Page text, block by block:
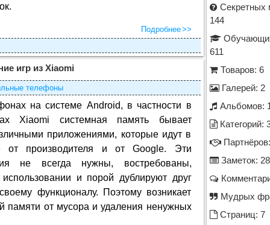
Подробнее
игр из Xiaomi
телефоны
на системе Android, в частности в
Xiaomi системная память бывает
приложениями, которые идут в
от производителя и от Google. Эти
не всегда нужны, востребованы,
и порой дублируют друг
функционалу. Поэтому возникает
памяти от мусора и удаления ненужных
Секретных
144
611
Товаров: 6
Галерей: 2
Альбомов:
Категорий:
Заметок: 28
Мудрых
Страниц: 7